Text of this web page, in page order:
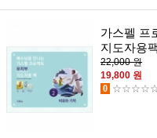
가스펠 프
지도자용
22,000 원
19,800 원
0